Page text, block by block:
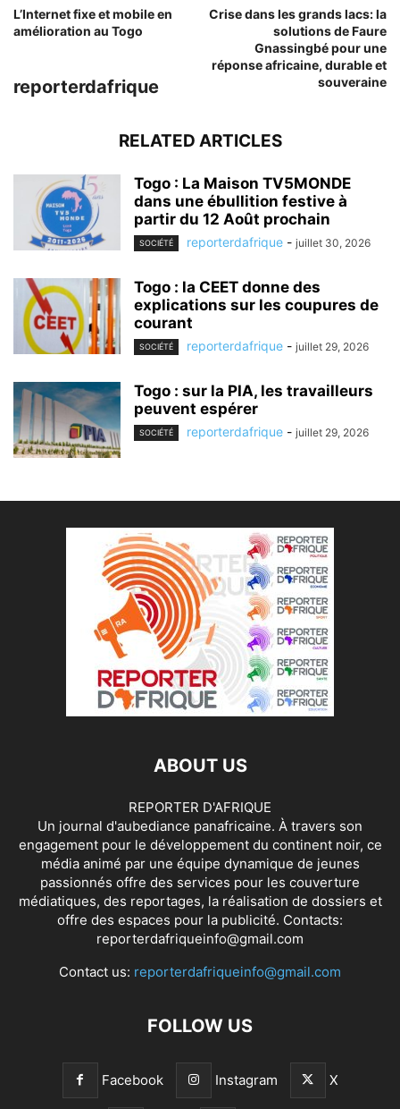
L’Internet fixe et mobile en
amélioration au Togo
Crise dans les grands lacs: la
solutions de Faure
Gnassingbé pour une
réponse africaine, durable et
souveraine
reporterdafrique
RELATED ARTICLES
Togo : La Maison TV5MONDE
dans une ébullition festive à
partir du 12 Août prochain
SOCIÉTÉ reporterdafrique - juillet 30, 2026
Togo : la CEET donne des
explications sur les coupures de
courant
SOCIÉTÉ reporterdafrique - juillet 29, 2026
Togo : sur la PIA, les travailleurs
peuvent espérer
SOCIÉTÉ reporterdafrique - juillet 29, 2026
ABOUT US
REPORTER D'AFRIQUE
Un journal d'aubediance panafricaine. À travers son
engagement pour le développement du continent noir, ce
média animé par une équipe dynamique de jeunes
passionnés offre des services pour les couverture
médiatiques, des reportages, la réalisation de dossiers et
offre des espaces pour la publicité. Contacts:
reporterdafriqueinfo@gmail.com
Contact us: reporterdafriqueinfo@gmail.com
FOLLOW US
Facebook Instagram X